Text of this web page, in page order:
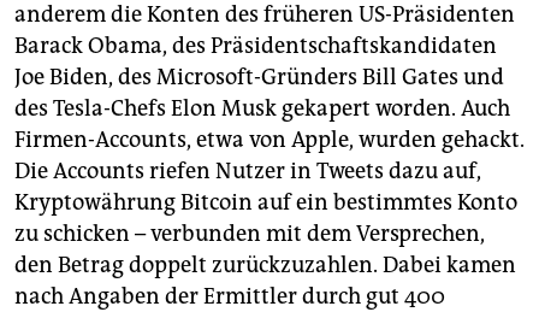
anderem die Konten des früheren US-Präsidenten
Barack Obama, des Präsidentschaftskandidaten
Joe Biden, des Microsoft-Gründers Bill Gates und
des Tesla-Chefs Elon Musk gekapert worden. Auch
Firmen-Accounts, etwa von Apple, wurden gehackt.
Die Accounts riefen Nutzer in Tweets dazu auf,
Kryptowährung Bitcoin auf ein bestimmtes Konto
zu schicken – verbunden mit dem Versprechen,
den Betrag doppelt zurückzuzahlen. Dabei kamen
nach Angaben der Ermittler durch gut 400